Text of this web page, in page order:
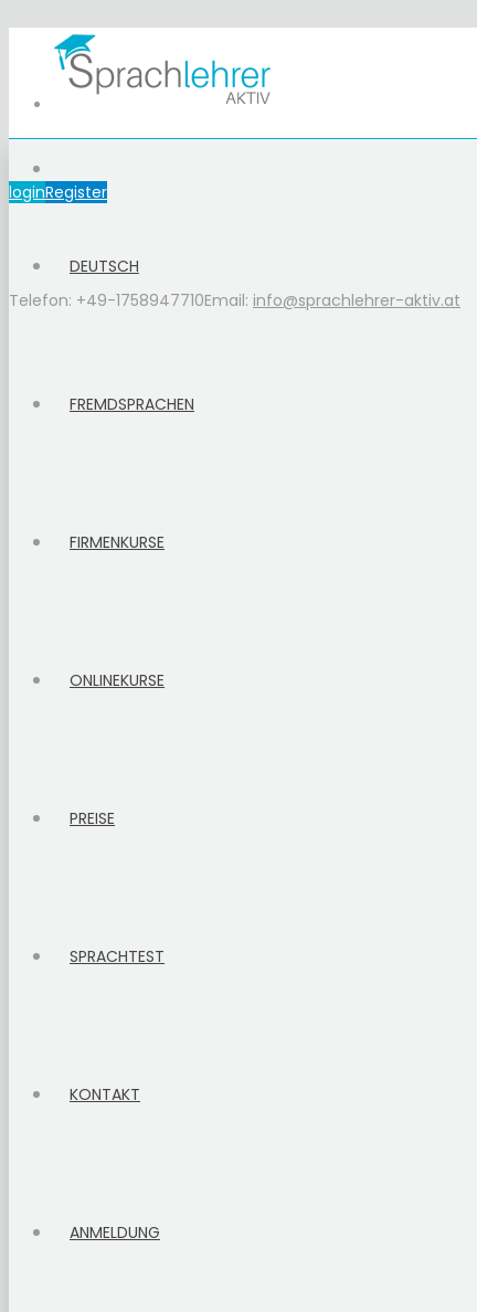
loginRegister
Telefon: +49-1758947710Email: info@sprachlehrer-aktiv.at
DEUTSCH
FREMDSPRACHEN
FIRMENKURSE
ONLINEKURSE
PREISE
SPRACHTEST
KONTAKT
ANMELDUNG